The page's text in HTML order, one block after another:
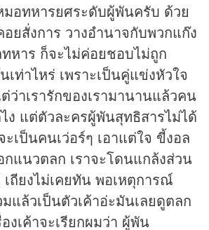
มอทหารยศระดับผู้พันครับ ด้วย
ยสั่งการ วางอำนาจกับพวกแก๊ง
หาร ก็จะไม่ค่อยชอบไม่ถูก
ท่าไหร่ เพราะเป็นคู่แข่งหัวใจ
ว่าเรารักของเรามานานแล้วคน
ง แต่ตัวละครผู้พันสุทธิสารไม่ได้
เป็นคนเว่อร์ๆ เอาแต่ใจ ขี้งอล
แนวตลก เราจะโดนแกล้งส่วน
ถียงไม่เคยทัน พอเหตุการณ์
แล้วเป็นตัวเค้าอ่ะมันเลยดูตลก
งเค้าจะเรียกผมว่า ผู้พัน